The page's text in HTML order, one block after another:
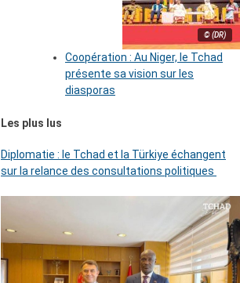
© (DR)
Coopération : Au Niger, le Tchad
présente sa vision sur les
diasporas
Les plus lus
Diplomatie : le Tchad et la Türkiye échangent
sur la relance des consultations politiques